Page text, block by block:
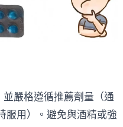
嚴格遵循推薦劑量（通
服用）。避免與酒精或強